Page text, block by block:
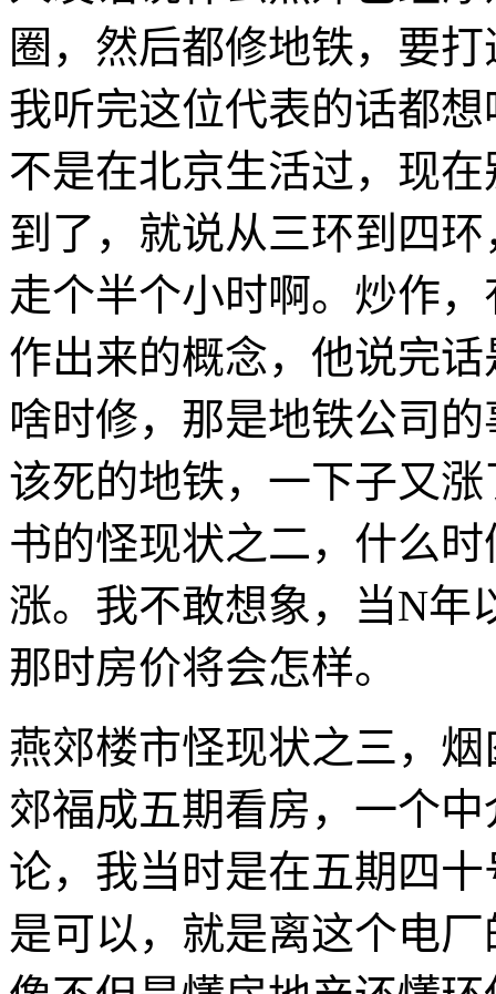
圈，然后都修地铁，要
我听完这位代表的话都
不是在北京生活过，现
到了，就说从三环到四
走个半个小时啊。炒作
作出来的概念，他说完
啥时修，那是地铁公司
该死的地铁，一下子又
书的怪现状之二，什么
涨。我不敢想象，当N年
那时房价将会怎样。
燕郊楼市怪现状之三，
郊福成五期看房，一个
论，我当时是在五期四
是可以，就是离这个电